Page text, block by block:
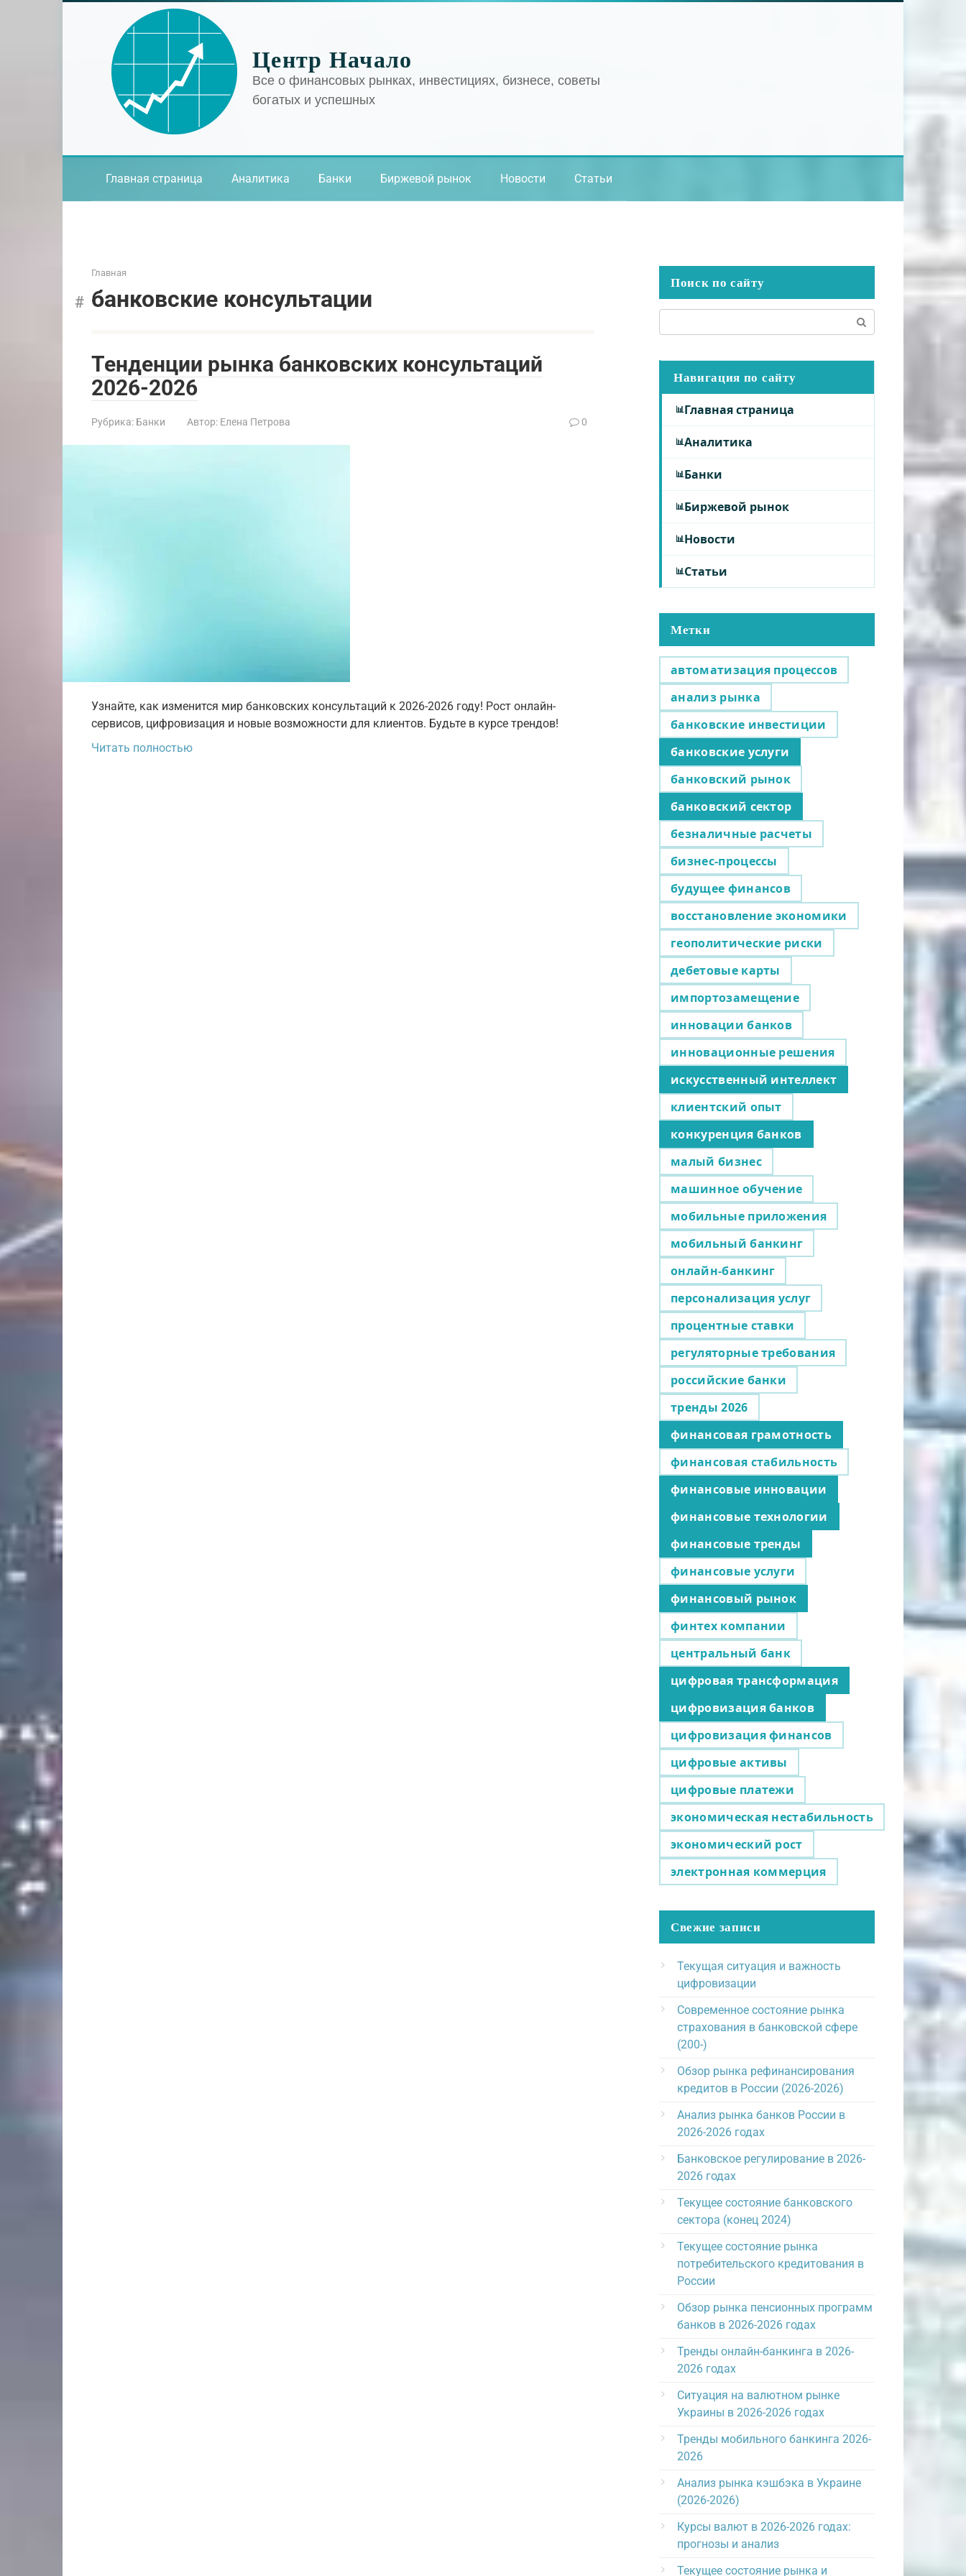
Центр Начало
Все о финансовых рынках, инвестициях, бизнесе, советы
богатых и успешных
Главная страница Аналитика Банки Биржевой рынок Новости Статьи
Главная
банковские консультации
Тенденции рынка банковских консультаций
2026-2026
Рубрика: Банки Автор: Елена Петрова 0
Узнайте, как изменится мир банковских консультаций к 2026-2026 году! Рост онлайн-
сервисов, цифровизация и новые возможности для клиентов. Будьте в курсе трендов!
Читать полностью
Поиск по сайту
Навигация по сайту
Главная страница
Аналитика
Банки
Биржевой рынок
Новости
Статьи
Метки
автоматизация процессов
анализ рынка
банковские инвестиции
банковские услуги
банковский рынок
банковский сектор
безналичные расчеты
бизнес-процессы
будущее финансов
восстановление экономики
геополитические риски
дебетовые карты
импортозамещение
инновации банков
инновационные решения
искусственный интеллект
клиентский опыт
конкуренция банков
малый бизнес
машинное обучение
мобильные приложения
мобильный банкинг
онлайн-банкинг
персонализация услуг
процентные ставки
регуляторные требования
российские банки
тренды 2026
финансовая грамотность
финансовая стабильность
финансовые инновации
финансовые технологии
финансовые тренды
финансовые услуги
финансовый рынок
финтех компании
центральный банк
цифровая трансформация
цифровизация банков
цифровизация финансов
цифровые активы
цифровые платежи
экономическая нестабильность
экономический рост
электронная коммерция
Свежие записи
Текущая ситуация и важность
цифровизации
Современное состояние рынка
страхования в банковской сфере
(200-)
Обзор рынка рефинансирования
кредитов в России (2026-2026)
Анализ рынка банков России в
2026-2026 годах
Банковское регулирование в 2026-
2026 годах
Текущее состояние банковского
сектора (конец 2024)
Текущее состояние рынка
потребительского кредитования в
России
Обзор рынка пенсионных программ
банков в 2026-2026 годах
Тренды онлайн-банкинга в 2026-
2026 годах
Ситуация на валютном рынке
Украины в 2026-2026 годах
Тренды мобильного банкинга 2026-
2026
Анализ рынка кэшбэка в Украине
(2026-2026)
Курсы валют в 2026-2026 годах:
прогнозы и анализ
Текущее состояние рынка и